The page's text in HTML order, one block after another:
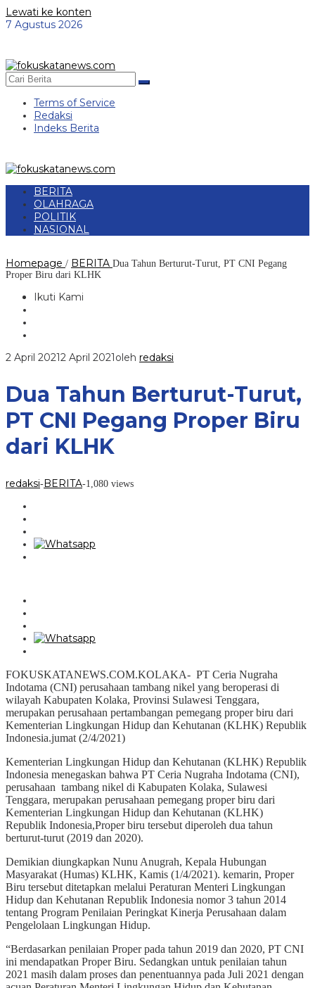
Lewati ke konten
7 Agustus 2026
Terms of Service
Redaksi
Indeks Berita
BERITA
OLAHRAGA
POLITIK
NASIONAL
Homepage / BERITA Dua Tahun Berturut-Turut, PT CNI Pegang
Proper Biru dari KLHK
Ikuti Kami
2 April 20212 April 2021oleh redaksi
Dua Tahun Berturut-Turut,
PT CNI Pegang Proper Biru
dari KLHK
redaksi-BERITA-1,080 views
FOKUSKATANEWS.COM.KOLAKA- PT Ceria Nugraha
Indotama (CNI) perusahaan tambang nikel yang beroperasi di
wilayah Kabupaten Kolaka, Provinsi Sulawesi Tenggara,
merupakan perusahaan pertambangan pemegang proper biru dari
Kementerian Lingkungan Hidup dan Kehutanan (KLHK) Republik
Indonesia.jumat (2/4/2021)
Kementerian Lingkungan Hidup dan Kehutanan (KLHK) Republik
Indonesia menegaskan bahwa PT Ceria Nugraha Indotama (CNI),
perusahaan tambang nikel di Kabupaten Kolaka, Sulawesi
Tenggara, merupakan perusahaan pemegang proper biru dari
Kementerian Lingkungan Hidup dan Kehutanan (KLHK)
Republik Indonesia,Proper biru tersebut diperoleh dua tahun
berturut-turut (2019 dan 2020).
Demikian diungkapkan Nunu Anugrah, Kepala Hubungan
Masyarakat (Humas) KLHK, Kamis (1/4/2021). kemarin, Proper
Biru tersebut ditetapkan melalui Peraturan Menteri Lingkungan
Hidup dan Kehutanan Republik Indonesia nomor 3 tahun 2014
tentang Program Penilaian Peringkat Kinerja Perusahaan dalam
Pengelolaan Lingkungan Hidup.
“Berdasarkan penilaian Proper pada tahun 2019 dan 2020, PT CNI
ini mendapatkan Proper Biru. Sedangkan untuk penilaian tahun
2021 masih dalam proses dan penentuannya pada Juli 2021 dengan